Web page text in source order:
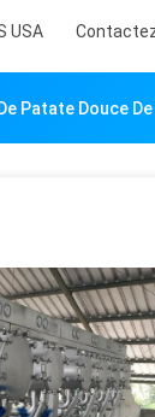
USA
Patate Douce De